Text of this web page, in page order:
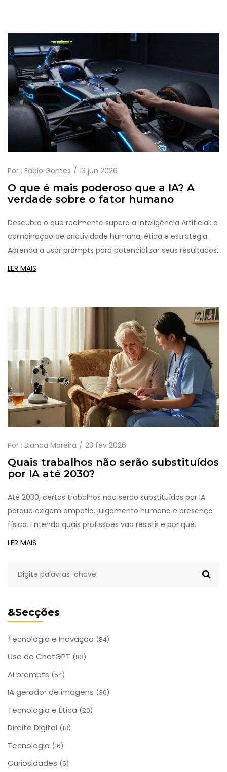
&Secções
Tecnologia e Inovação (84)
Uso do ChatGPT (83)
AI prompts (54)
IA gerador de imagens (36)
Tecnologia e Ética (20)
Direito Digital (18)
Tecnologia (16)
Curiosidades (6)
Por : Fábio Gomes 13 jun 2026
O que é mais poderoso que a IA? A
verdade sobre o fator humano
Descubra o que realmente supera a Inteligência Artificial: a
combinação de criatividade humana, ética e estratégia.
Aprenda a usar prompts para potencializar seus resultados.
LER MAIS
Por : Bianca Moreira 23 fev 2026
Quais trabalhos não serão substituídos
por IA até 2030?
Até 2030, certos trabalhos não serão substituídos por IA
porque exigem empatia, julgamento humano e presença
física. Entenda quais profissões vão resistir e por quê.
LER MAIS